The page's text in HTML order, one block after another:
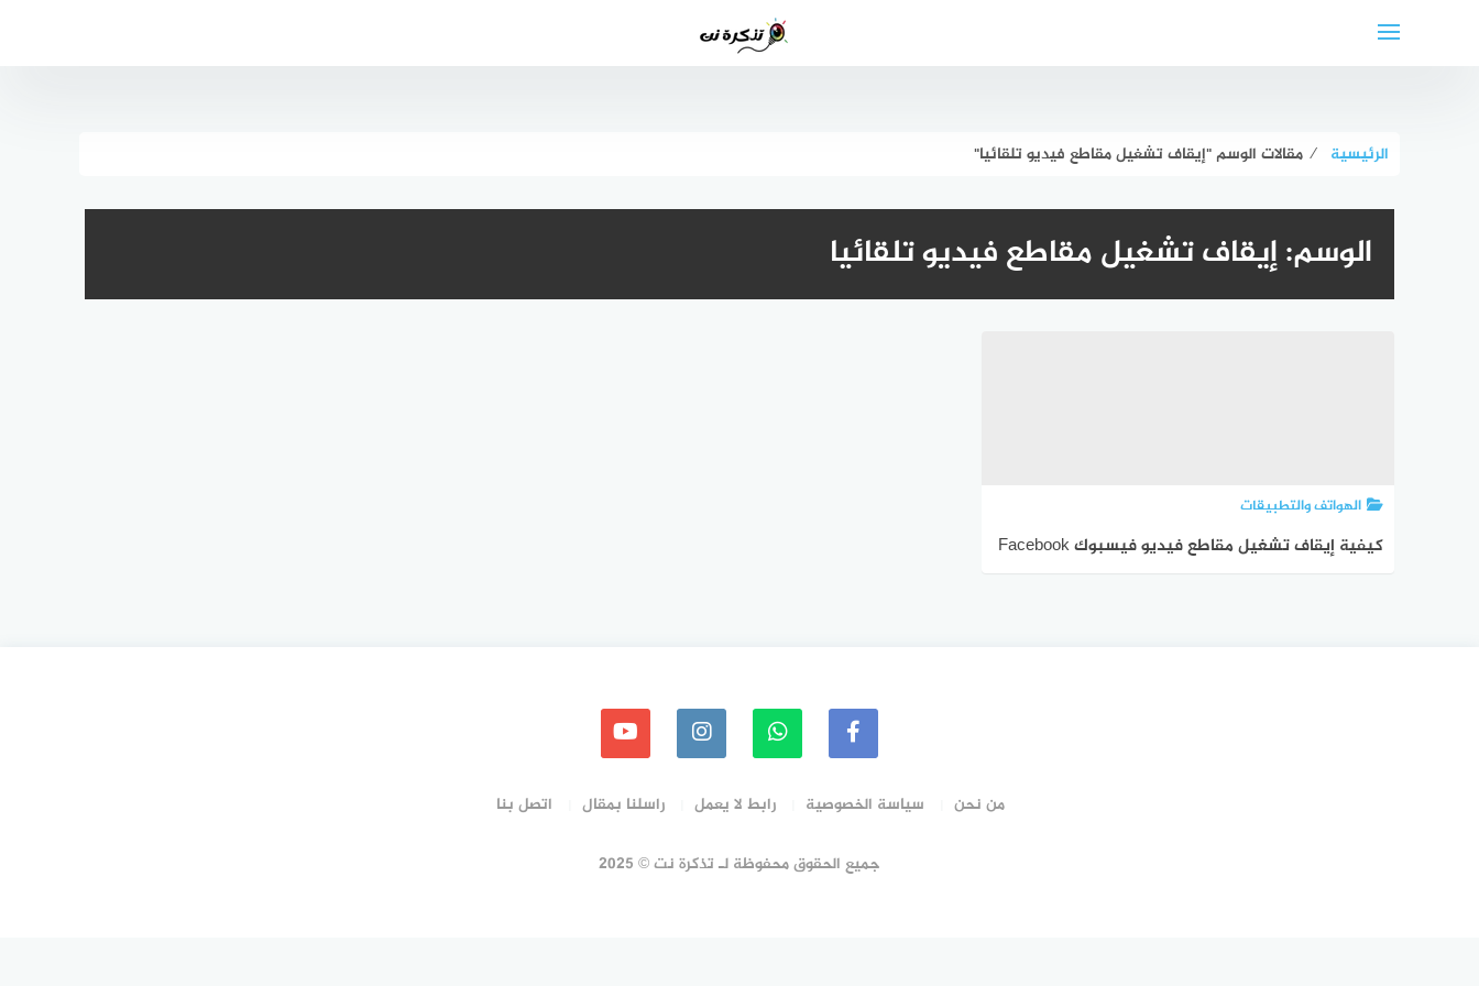
الرئيسية ⁄ مقالات الوسم "إيقاف تشغيل مقاطع فيديو تلقائيا"
الوسم:إيقاف تشغيل مقاطع فيديو تلقائيا
الهواتف والتطبيقات
كيفية إيقاف تشغيل مقاطع فيديو فيسبوك Facebook
من نحن سياسة الخصوصية رابط لا يعمل راسلنا بمقال اتصل بنا
جميع الحقوق محفوظة لـ تذكرة نت © 2025